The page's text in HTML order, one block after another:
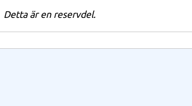
Detta är en reservdel.